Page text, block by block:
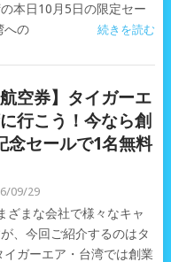
本日10月5日の限定セー
への
続きを読む
航空券】タイガーエ
行こう！今なら創
念セールで1名無料
09/29
ざまな会社で様々なキャ
、今回ご紹介するのはタ
ガーエア・台湾では創業